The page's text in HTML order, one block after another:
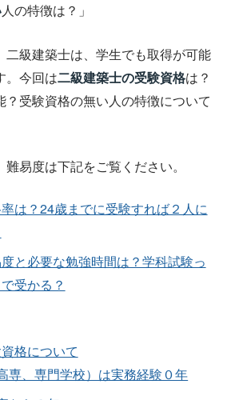
人の特徴は？」
二級建築士は、学生でも取得が可能
。今回は二級建築士の受験資格は？
受験資格の無い人の特徴について
易度は下記をご覧ください。
は？24歳までに受験すれば２人に
と必要な勉強時間は？学科試験っ
受かる？
格について
専、専門学校）は実務経験０年